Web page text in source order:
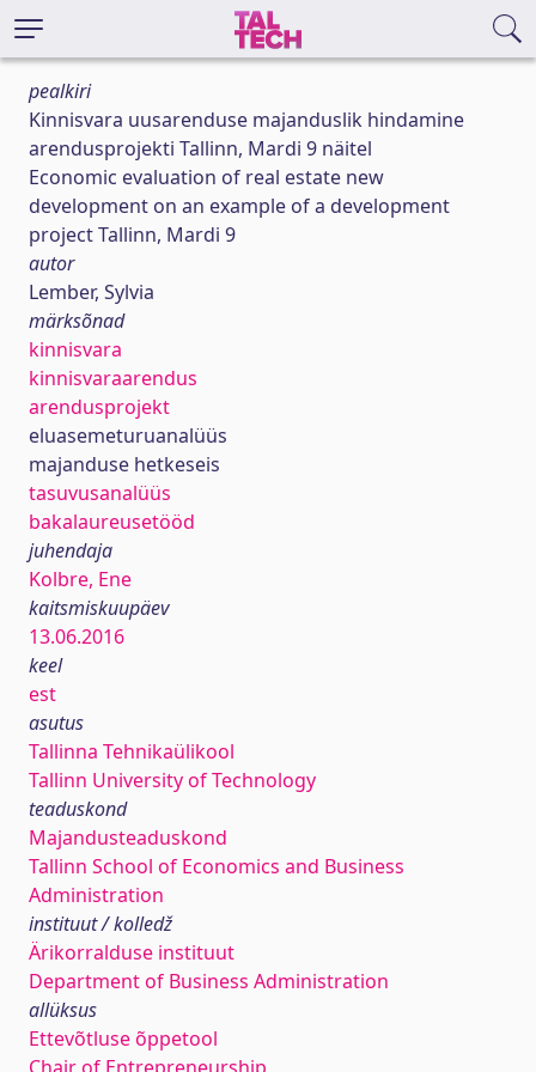
pealkiri
Kinnisvara uusarenduse majanduslik hindamine
arendusprojekti Tallinn, Mardi 9 näitel
Economic evaluation of real estate new
development on an example of a development
project Tallinn, Mardi 9
autor
Lember, Sylvia
märksõnad
kinnisvara
kinnisvaraarendus
arendusprojekt
eluasemeturuanalüüs
majanduse hetkeseis
tasuvusanalüüs
bakalaureusetööd
juhendaja
Kolbre, Ene
kaitsmiskuupäev
13.06.2016
keel
est
asutus
Tallinna Tehnikaülikool
Tallinn University of Technology
teaduskond
Majandusteaduskond
Tallinn School of Economics and Business
Administration
instituut / kolledž
Ärikorralduse instituut
Department of Business Administration
allüksus
Ettevõtluse õppetool